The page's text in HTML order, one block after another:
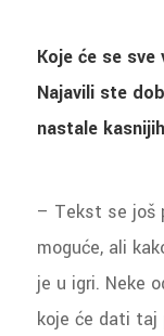
Koje će se sve
Najavili ste
nastale
– Tekst se još
moguće, ali
je u igri. Neke
koje će dati taj